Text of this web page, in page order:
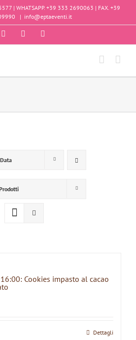
| WHATSAPP. +39 333 2690063 | FAX. +39
| info@eptaeventi.it
FacebookInstagram
Data
Cookies impasto al cacao
Dettagli